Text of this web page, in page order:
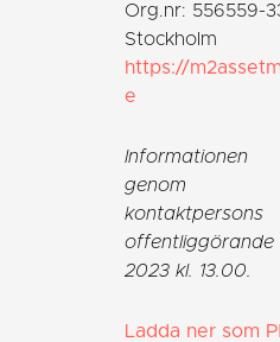
Org.nr: 556559-
Stockholm
https://
e
genom
2023 kl. 13.00.
Ladda ner som